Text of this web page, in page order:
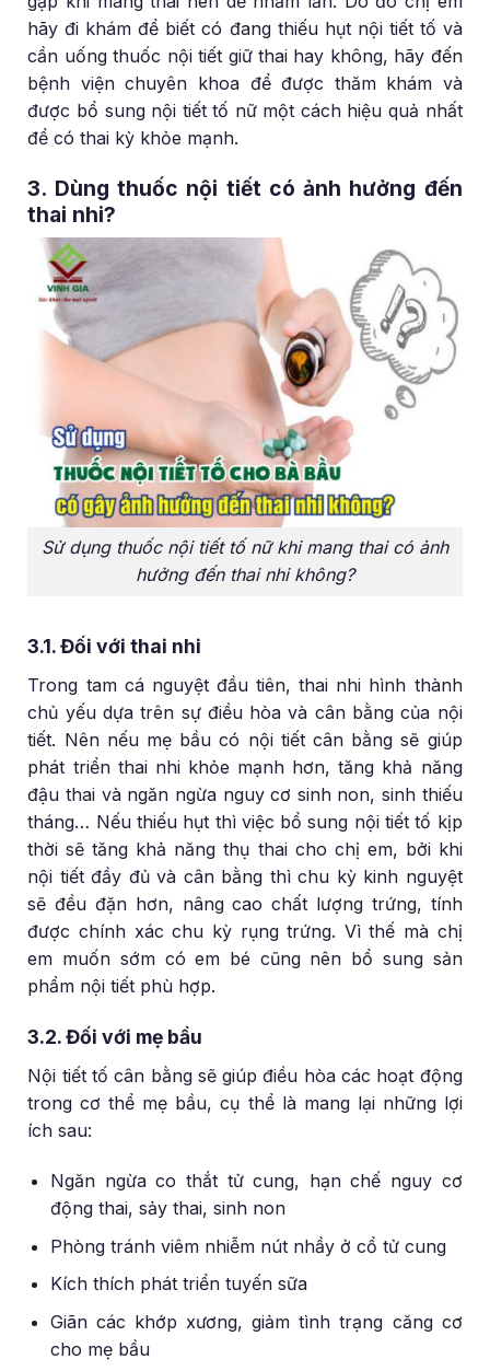
hãy đi khám để biết có đang thiếu hụt nội tiết tố và
cần uống thuốc nội tiết giữ thai hay không, hãy đến
bệnh viện chuyên khoa để được thăm khám và
được bổ sung nội tiết tố nữ một cách hiệu quả nhất
để có thai kỳ khỏe mạnh.
3. Dùng thuốc nội tiết có ảnh hưởng đến
thai nhi?
Sử dụng thuốc nội tiết tố nữ khi mang thai có ảnh
hưởng đến thai nhi không?
3.1. Đối với thai nhi
Trong tam cá nguyệt đầu tiên, thai nhi hình thành
chủ yếu dựa trên sự điều hòa và cân bằng của nội
tiết. Nên nếu mẹ bầu có nội tiết cân bằng sẽ giúp
phát triển thai nhi khỏe mạnh hơn, tăng khả năng
đậu thai và ngăn ngừa nguy cơ sinh non, sinh thiếu
tháng… Nếu thiếu hụt thì việc bổ sung nội tiết tố kịp
thời sẽ tăng khả năng thụ thai cho chị em, bởi khi
nội tiết đầy đủ và cân bằng thì chu kỳ kinh nguyệt
sẽ đều đặn hơn, nâng cao chất lượng trứng, tính
được chính xác chu kỳ rụng trứng. Vì thế mà chị
em muốn sớm có em bé cũng nên bổ sung sản
phẩm nội tiết phù hợp.
3.2. Đối với mẹ bầu
Nội tiết tố cân bằng sẽ giúp điều hòa các hoạt động
trong cơ thể mẹ bầu, cụ thể là mang lại những lợi
ích sau:
Ngăn ngừa co thắt tử cung, hạn chế nguy cơ
động thai, sảy thai, sinh non
Phòng tránh viêm nhiễm nút nhầy ở cổ tử cung
Kích thích phát triển tuyến sữa
Giãn các khớp xương, giảm tình trạng căng cơ
cho mẹ bầu